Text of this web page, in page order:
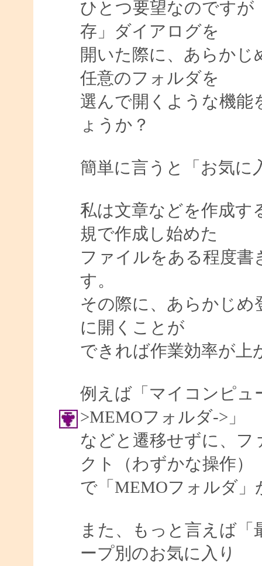
ひとつ要望なのですが
存」ダイアログを
開いた際に、あらか
任意のフォルダを
選んで開くような機能
ょうか？
簡単に言うと「お気に
私は文章などを作成す
規で作成し始めた
ファイルをある程度書
す。
その際に、あらかじ
に開くことが
できれば作業効率が上
例えば「マイコンピュ
>MEMOフォルダ->」
などと遷移せずに、
クト（わずかな操作）
で「MEMOフォルダ
また、もっと言えば
ープ別のお気に入り